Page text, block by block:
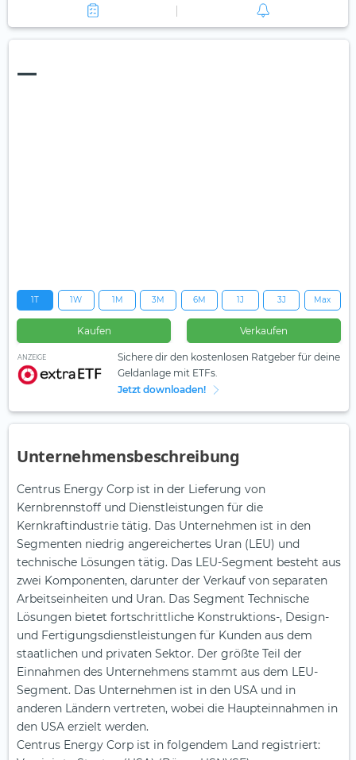
—
1T 1W 1M 3M 6M 1J 3J Max
Kaufen Verkaufen
ANZEIGE
Sichere dir den kostenlosen Ratgeber für deine
Geldanlage mit ETFs.
Jetzt downloaden!
Unternehmensbeschreibung
Centrus Energy Corp ist in der Lieferung von
Kernbrennstoff und Dienstleistungen für die
Kernkraftindustrie tätig. Das Unternehmen ist in den
Segmenten niedrig angereichertes Uran (LEU) und
technische Lösungen tätig. Das LEU-Segment besteht aus
zwei Komponenten, darunter der Verkauf von separaten
Arbeitseinheiten und Uran. Das Segment Technische
Lösungen bietet fortschrittliche Konstruktions-, Design-
und Fertigungsdienstleistungen für Kunden aus dem
staatlichen und privaten Sektor. Der größte Teil der
Einnahmen des Unternehmens stammt aus dem LEU-
Segment. Das Unternehmen ist in den USA und in
anderen Ländern vertreten, wobei die Haupteinnahmen in
den USA erzielt werden.
Centrus Energy Corp ist in folgendem Land registriert: